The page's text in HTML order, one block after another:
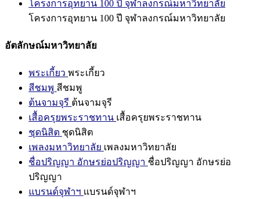
โครงการอุทยาน 100 ปี จุฬาลงกรณ์มหาวิทยาลัย
โครงการอุทยาน 100 ปี จุฬาลงกรณ์มหาวิทยาลัย
อัตลักษณ์มหาวิทยาลัย
พระเกี้ยว พระเกี้ยว
สีชมพู สีชมพู
ต้นจามจุรี ต้นจามจุรี
เสื้อครุยพระราชทาน เสื้อครุยพระราชทาน
ชุดนิสิต ชุดนิสิต
เพลงมหาวิทยาลัย เพลงมหาวิทยาลัย
ชื่อปริญญา อักษรย่อปริญญา ชื่อปริญญา อักษรย่อ
ปริญญา
แบรนด์จุฬาฯ แบรนด์จุฬาฯ